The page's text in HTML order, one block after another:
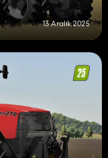
13 Aralık 2025